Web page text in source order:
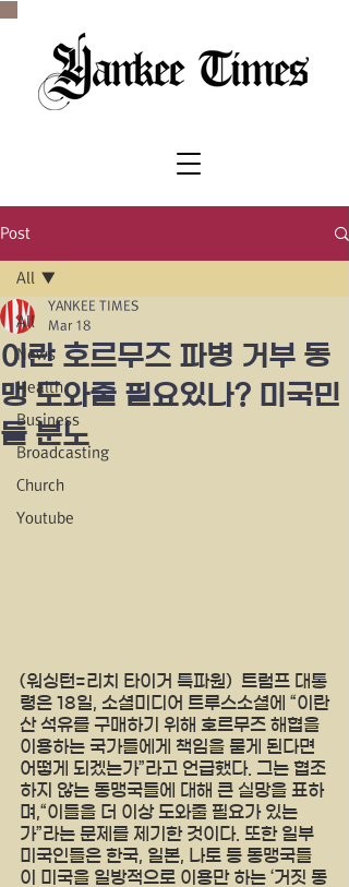
Post
All
News
Health
Business
Broadcasting
Church
Youtube
All
이란 호르무즈 파병 거부 동
맹 도와줄 필요있나? 미국민
들 분노
YANKEE TIMES
Mar 18
(워싱턴=리치 타이거 특파원)  트럼프 대통
령은 18일, 소셜미디어 트루스소셜에 “이란
산 석유를 구매하기 위해 호르무즈 해협을
이용하는 국가들에게 책임을 묻게 된다면
어떻게 되겠는가”라고 언급했다. 그는 협조
하지 않는 동맹국들에 대해 큰 실망을 표하
며,“이들을 더 이상 도와줄 필요가 있는
가”라는 문제를 제기한 것이다. 또한 일부
미국인들은 한국, 일본, 나토 등 동맹국들
이 미국을 일방적으로 이용만 하는 ‘거짓 동